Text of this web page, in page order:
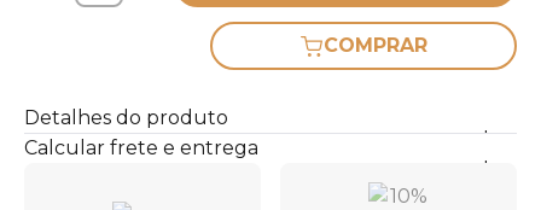
COMPRAR
Detalhes do produto
Calcular frete e entrega